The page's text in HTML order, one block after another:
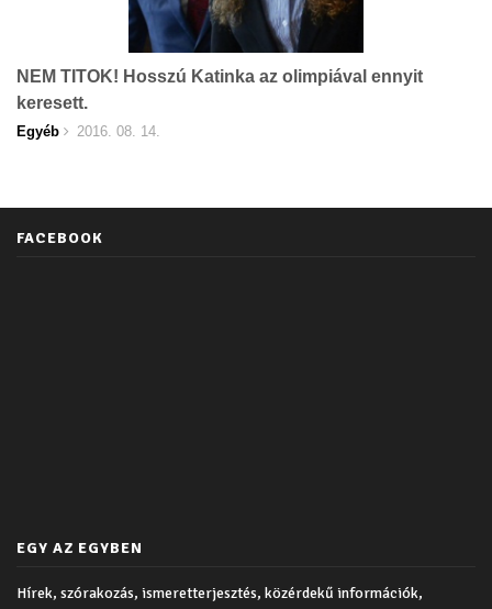
NEM TITOK! Hosszú Katinka az olimpiával ennyit
keresett.
Egyéb 2016. 08. 14.
FACEBOOK
EGY AZ EGYBEN
Hírek, szórakozás, ismeretterjesztés, közérdekű információk,